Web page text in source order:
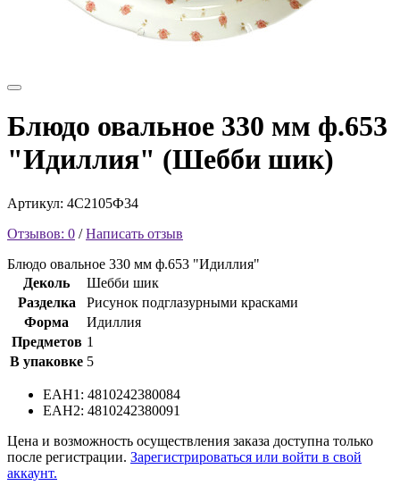
Блюдо овальное 330 мм ф.653
"Идиллия" (Шебби шик)
Артикул: 4С2105Ф34
Отзывов: 0 /Написать отзыв
Блюдо овальное 330 мм ф.653 "Идиллия"
Деколь
Шебби шик
Разделка
Рисунок подглазурными красками
Форма
Идиллия
Предметов 1
В упаковке 5
EAH1: 4810242380084
EAH2: 4810242380091
Цена и возможность осуществления заказа доступна только
после регистрации. Зарегистрироваться или войти в свой
аккаунт.